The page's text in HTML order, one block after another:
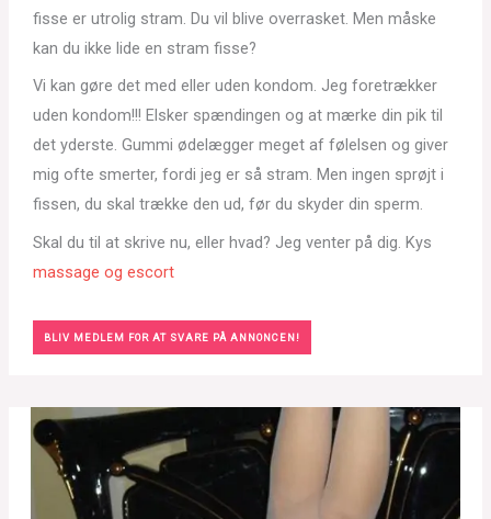
fisse er utrolig stram. Du vil blive overrasket. Men måske
kan du ikke lide en stram fisse?
Vi kan gøre det med eller uden kondom. Jeg foretrækker
uden kondom!!! Elsker spændingen og at mærke din pik til
det yderste. Gummi ødelægger meget af følelsen og giver
mig ofte smerter, fordi jeg er så stram. Men ingen sprøjt i
fissen, du skal trække den ud, før du skyder din sperm.
Skal du til at skrive nu, eller hvad? Jeg venter på dig. Kys
massage og escort
BLIV MEDLEM FOR AT SVARE PÅ ANNONCEN!